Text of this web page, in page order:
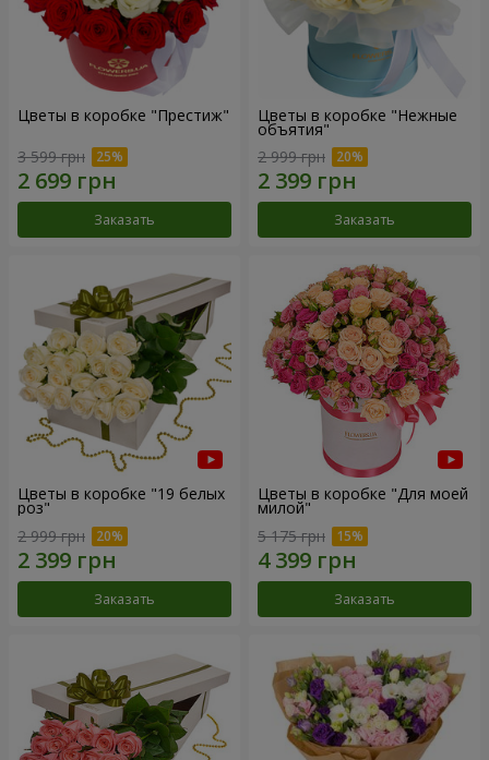
Цветы в коробке "Престиж"
3 599 грн
Заказать
Цветы в коробке "Нежные
объятия"
2 999 грн
Заказать
Цветы в коробке "19 белых
роз"
2 999 грн
Заказать
Цветы в коробке "Для моей
милой"
5 175 грн
Заказать